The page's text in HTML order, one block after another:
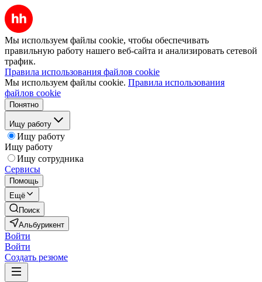
Мы используем файлы cookie, чтобы обеспечивать
правильную работу нашего веб-сайта и анализировать сетевой
трафик.
Правила использования файлов cookie
Мы используем файлы cookie. Правила использования
файлов cookie
Понятно
Ищу работу
Ищу работу
Ищу работу
Ищу сотрудника
Сервисы
Помощь
Ещё
Поиск
Альбурикент
Войти
Войти
Создать резюме